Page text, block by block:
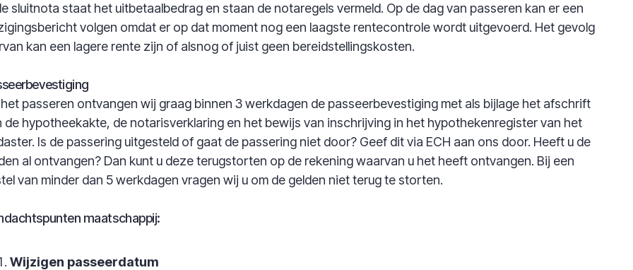
sluitnota staat het uitbetaalbedrag en staan de notaregels vermeld. Op de dag van passeren kan er een
volgen omdat er op dat moment nog een laagste rentecontrole wordt uitgevoerd. Het gevolg
kan een lagere rente zijn of alsnog of juist geen bereidstellingskosten.
passeren ontvangen wij graag binnen 3 werkdagen de passeerbevestiging met als bijlage het afschrift
de hypotheekakte, de notarisverklaring en het bewijs van inschrijving in het hypothekenregister van het
Is de passering uitgesteld of gaat de passering niet door? Geef dit via ECH aan ons door. Heeft u de
al ontvangen? Dan kunt u deze terugstorten op de rekening waarvan u het heeft ontvangen. Bij een
van minder dan 5 werkdagen vragen wij u om de gelden niet terug te storten.
maatschappij:
Wijzigen passeerdatum